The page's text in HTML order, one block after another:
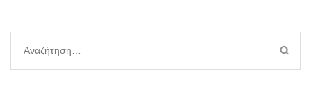
Αναζήτηση
για: